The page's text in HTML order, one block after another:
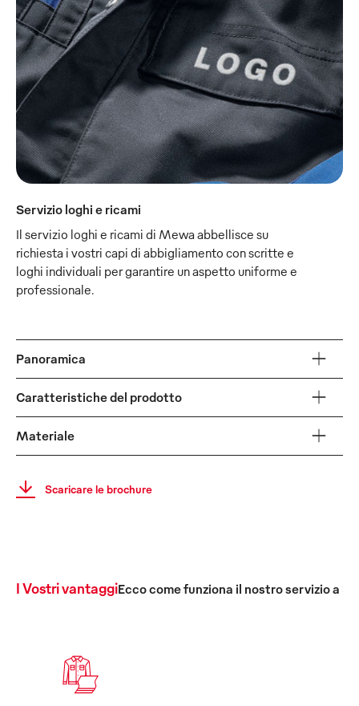
Servizio loghi e ricami
Il servizio loghi e ricami di Mewa abbellisce su
richiesta i vostri capi di abbigliamento con scritte e
loghi individuali per garantire un aspetto uniforme e
professionale.
Panoramica
Caratteristiche del prodotto
Materiale
Scaricare le brochure
I Vostri vantaggiEcco come funziona il nostro servizio a